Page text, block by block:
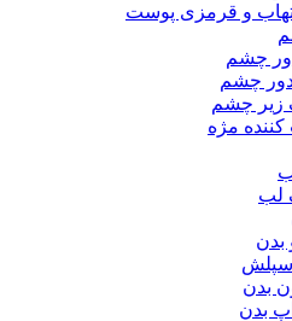
و قرمزی پوست
چشم
چشم
زیر چشم
کننده مژه
لب
بدن
بدن
بدن